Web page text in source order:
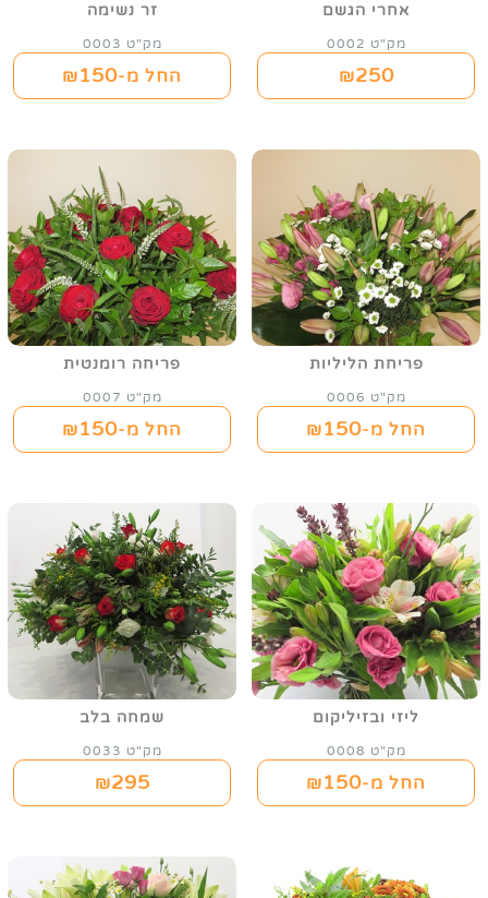
אחרי הגשם
מק"ט 0002
₪250
זר נשימה
מק"ט 0003
החל מ-₪150
פריחת הליליות
מק"ט 0006
החל מ-₪150
פריחה רומנטית
מק"ט 0007
החל מ-₪150
ליזי ובזיליקום
מק"ט 0008
החל מ-₪150
שמחה בלב
מק"ט 0033
₪295